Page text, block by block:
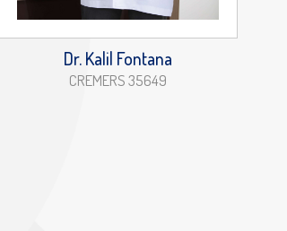
Dr. Kalil Fontana
CREMERS 35649